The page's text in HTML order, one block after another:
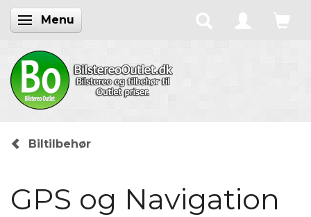
Skifte navigation
Menu
Biltilbehør
GPS og Navigation